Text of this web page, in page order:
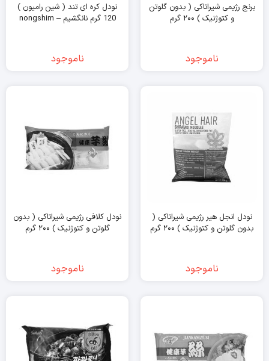
برنج رژیمی شیراتاکی ( بدون گلوتن
و کتوژنیک ) ۲۰۰ گرم
ناموجود
نودل کره ای تند ( شین رامیون )
120 گرم نانگشیم – nongshim
ناموجود
نودل انجل هیر رژیمی شیراتاکی (
بدون گلوتن و کتوژنیک ) ۲۰۰ گرم
ناموجود
نودل کلافی رژیمی شیراتاکی ( بدون
گلوتن و کتوژنیک ) ۲۰۰ گرم
ناموجود